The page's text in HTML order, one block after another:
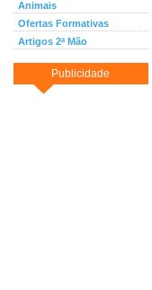
Animais
Ofertas Formativas
Artigos 2ª Mão
Publicidade